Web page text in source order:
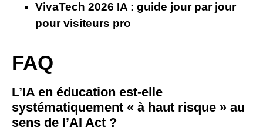
VivaTech 2026 IA : guide jour par jour
pour visiteurs pro
FAQ
L’IA en éducation est-elle
systématiquement « à haut risque » au
sens de l’AI Act ?